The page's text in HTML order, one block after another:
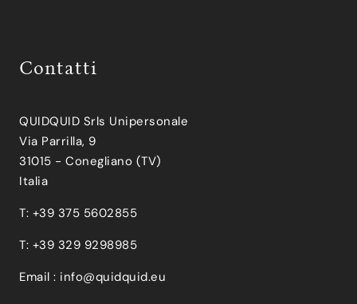
Contatti
QUIDQUID Srls Unipersonale
Via Parrilla, 9
31015 - Conegliano (TV)
Italia
T: +39 375 5602855
T: +39 329 9298985
Email : info@quidquid.eu